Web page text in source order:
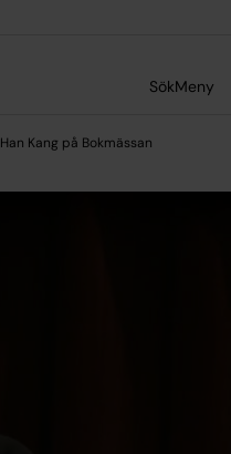
SökMeny
Han Kang på Bokmässan